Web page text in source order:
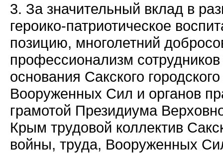
3. За значительный вклад в
героико-патриотическое
позицию, многолетний
профессионализм
основания Сакского
Вооруженных Сил и органов
грамотой Президиума
Крым трудовой коллектив
войны, труда, Вооруженных